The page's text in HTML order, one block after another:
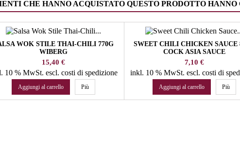
CHE HANNO ACQUISTATO QUESTO PRODOTTO HANNO
WOK STILE THAI-CHILI 770G
WIBERG
Prezzo
15,40 €
10 % MwSt.escl. costi di spedizione
Aggiungi al carrello Più
SWEET CHILI CHICKEN SAUCE
COCK ASIA SAUCE
Prezzo
7,10 €
inkl. 10 % MwSt. escl. costi di
Aggiungi al carrello Più